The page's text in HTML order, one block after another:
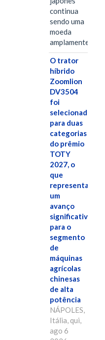
continua
sendo uma
moeda
amplamente…
O trator
híbrido
Zoomlion
DV3504
foi
selecionado
para duas
categorias
do prêmio
TOTY
2027, o
que
representa
um
avanço
significativo
para o
segmento
de
máquinas
agrícolas
chinesas
de alta
potência
NÁPOLES,
Itália, qui,
ago 6